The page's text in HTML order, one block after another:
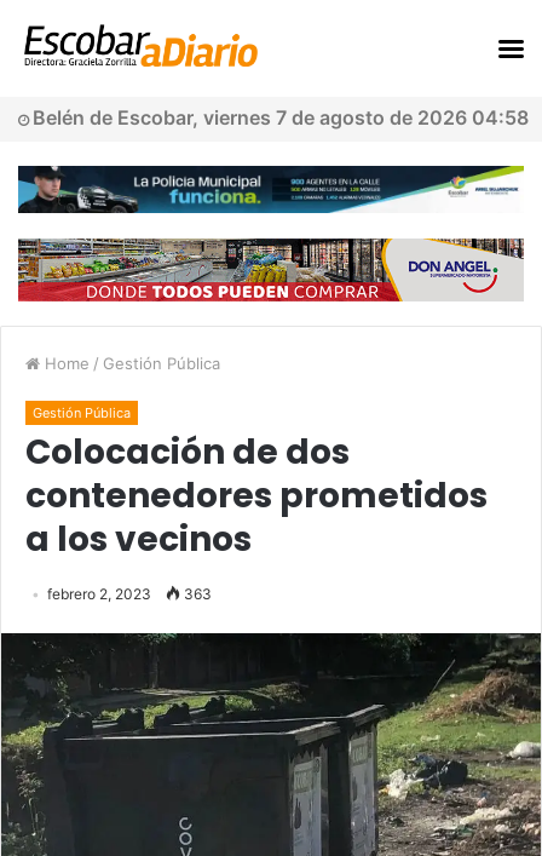
Belén de Escobar, viernes 7 de agosto de 2026 04:58
Home / Gestión Pública
Gestión Pública
Colocación de dos
contenedores prometidos
a los vecinos
febrero 2, 2023 363